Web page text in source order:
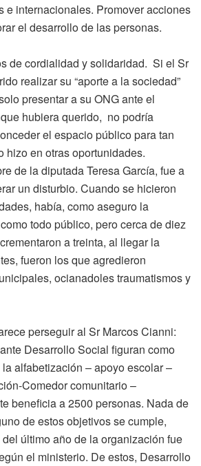
e internacionales. Promover acciones
el desarrollo de las personas.
de cordialidad y solidaridad. Si el Sr
realizar su “aporte a la sociedad”
presentar a su ONG ante el
hubiera querido, no podría
el espacio público para tan
hizo en otras oportunidades.
de la diputada Teresa García, fue a
un disturbio. Cuando se hicieron
había, como aseguro la
todo público, pero cerca de diez
a treinta, al llegar la
fueron los que agredieron
ocianadoles traumatismos y
perseguir al Sr Marcos Cianni:
Desarrollo Social figuran como
alfabetización – apoyo escolar –
Comedor comunitario –
beneficia a 2500 personas. Nada de
de estos objetivos se cumple,
último año de la organización fue
el ministerio. De estos, Desarrollo